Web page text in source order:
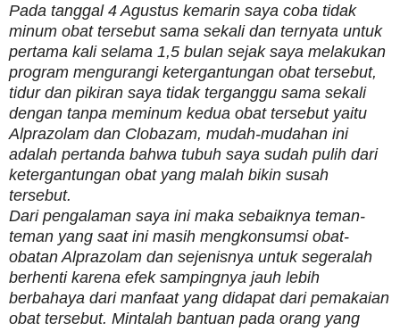
Pada tanggal 4 Agustus kemarin saya coba tidak
minum obat tersebut sama sekali dan ternyata untuk
pertama kali selama 1,5 bulan sejak saya melakukan
program mengurangi ketergantungan obat tersebut,
tidur dan pikiran saya tidak terganggu sama sekali
dengan tanpa meminum kedua obat tersebut yaitu
Alprazolam dan Clobazam, mudah-mudahan ini
adalah pertanda bahwa tubuh saya sudah pulih dari
ketergantungan obat yang malah bikin susah
tersebut.
Dari pengalaman saya ini maka sebaiknya teman-
teman yang saat ini masih mengkonsumsi obat-
obatan Alprazolam dan sejenisnya untuk segeralah
berhenti karena efek sampingnya jauh lebih
berbahaya dari manfaat yang didapat dari pemakaian
obat tersebut. Mintalah bantuan pada orang yang